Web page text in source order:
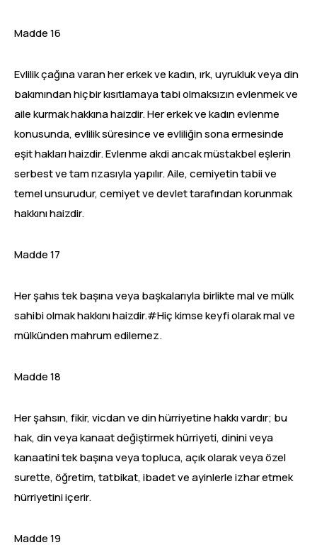
Madde 16
Evlilik çağına varan her erkek ve kadın, ırk, uyrukluk veya din
bakımından hiçbir kısıtlamaya tabi olmaksızın evlenmek ve
aile kurmak hakkına haizdir. Her erkek ve kadın evlenme
konusunda, evlilik süresince ve evliliğin sona ermesinde
eşit hakları haizdir. Evlenme akdi ancak müstakbel eşlerin
serbest ve tam rızasıyla yapılır. Aile, cemiyetin tabii ve
temel unsurudur, cemiyet ve devlet tarafından korunmak
hakkını haizdir.
Madde 17
Her şahıs tek başına veya başkalarıyla birlikte mal ve mülk
sahibi olmak hakkını haizdir.#Hiç kimse keyfi olarak mal ve
mülkünden mahrum edilemez.
Madde 18
Her şahsın, fikir, vicdan ve din hürriyetine hakkı vardır; bu
hak, din veya kanaat değiştirmek hürriyeti, dinini veya
kanaatini tek başına veya topluca, açık olarak veya özel
surette, öğretim, tatbikat, ibadet ve ayinlerle izhar etmek
hürriyetini içerir.
Madde 19